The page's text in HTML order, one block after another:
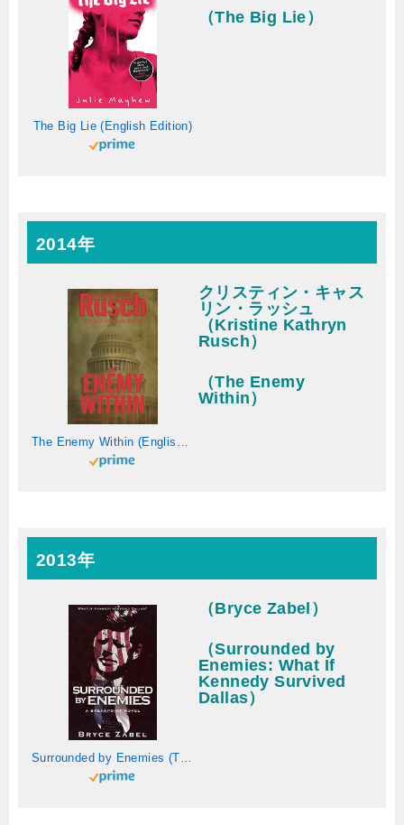
The Big Lie (English Edition)
（The Big Lie）
2014年
The Enemy Within (English Edition)
クリスティン・キャス
リン・ラッシュ
（Kristine Kathryn
Rusch）
（The Enemy
Within）
2013年
Surrounded by Enemies (The Breakpoint Novels Book 1) (English Edition)
（Bryce Zabel）
（Surrounded by
Enemies: What If
Kennedy Survived
Dallas）